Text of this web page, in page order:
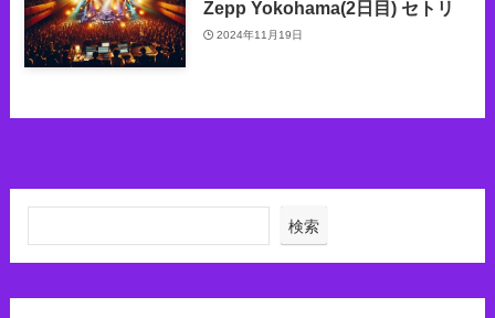
Zepp Yokohama(2日目) セトリ
2024年11月19日
検索